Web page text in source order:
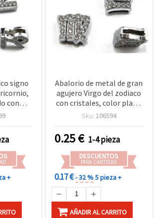
signo
con
agujero
+
Abalorio de metal de gran
agujero Virgo del zodiaco
con cristales, color plata,
11 mm, agujero de 8 mm
manualidades
Sku: 106594
0.25€ 1-4 pieza
DESCUENTOS
PARA CANTIDAD
0.17 €- 32 %5 pieza +
AÑADIR AL CARRITO